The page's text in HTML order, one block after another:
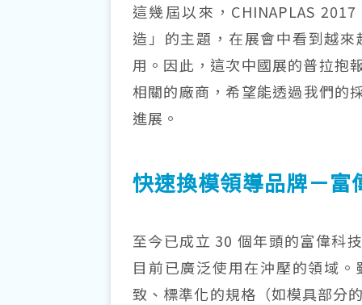
這幾屆以來，CHINAPLAS
造」的主題，在展會中看到越
用。因此，這次中國展的普拉抱
相關的廠商，希望能透過我們的
進展。
快速換模領導品牌－
至今已成立 30 個年頭的富偉科
目前已廣泛使用在沖壓的領域
致、標準化的規格（如模具部分